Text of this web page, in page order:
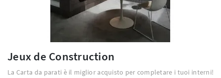
Jeux de Construction
La Carta da parati è il miglior acquisto per completare i tuoi interni!